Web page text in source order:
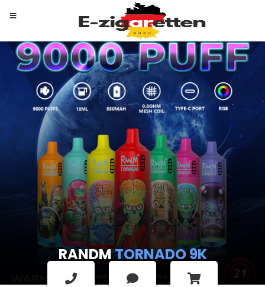
RANDMTORNADO 9K